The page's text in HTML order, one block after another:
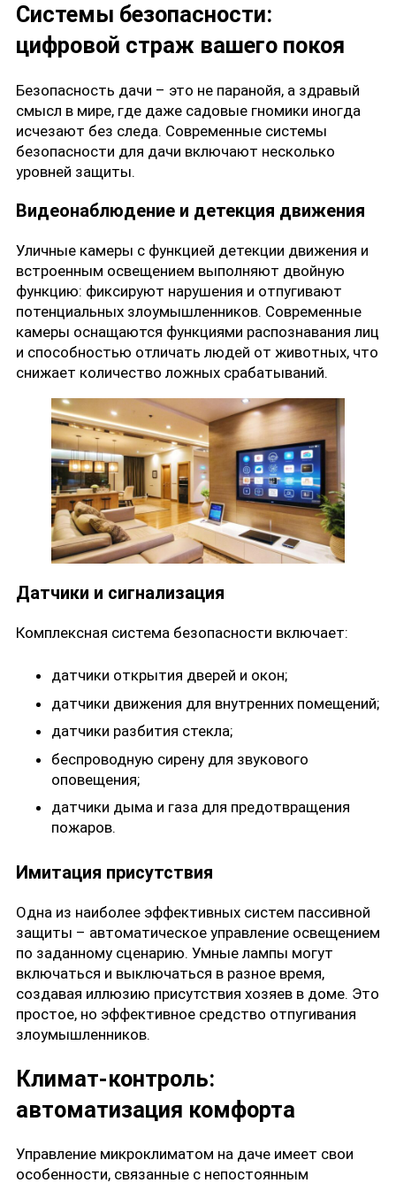
Системы безопасности:
цифровой страж вашего покоя
Безопасность дачи – это не паранойя, а здравый
смысл в мире, где даже садовые гномики иногда
исчезают без следа. Современные системы
безопасности для дачи включают несколько
уровней защиты.
Видеонаблюдение и детекция движения
Уличные камеры с функцией детекции движения и
встроенным освещением выполняют двойную
функцию: фиксируют нарушения и отпугивают
потенциальных злоумышленников. Современные
камеры оснащаются функциями распознавания лиц
и способностью отличать людей от животных, что
снижает количество ложных срабатываний.
Датчики и сигнализация
Комплексная система безопасности включает:
датчики открытия дверей и окон;
датчики движения для внутренних помещений;
датчики разбития стекла;
беспроводную сирену для звукового
оповещения;
датчики дыма и газа для предотвращения
пожаров.
Имитация присутствия
Одна из наиболее эффективных систем пассивной
защиты – автоматическое управление освещением
по заданному сценарию. Умные лампы могут
включаться и выключаться в разное время,
создавая иллюзию присутствия хозяев в доме. Это
простое, но эффективное средство отпугивания
злоумышленников.
Климат-контроль:
автоматизация комфорта
Управление микроклиматом на даче имеет свои
особенности, связанные с непостоянным